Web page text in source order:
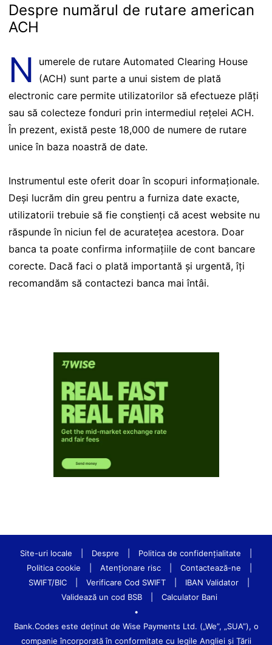
Despre numărul de rutare american
ACH
N
umerele de rutare Automated Clearing House
(ACH) sunt parte a unui sistem de plată
electronic care permite utilizatorilor să efectueze plăți
sau să colecteze fonduri prin intermediul rețelei ACH.
În prezent, există peste 18,000 de numere de rutare
unice în baza noastră de date.
Instrumentul este oferit doar în scopuri informaționale.
Deși lucrăm din greu pentru a furniza date exacte,
utilizatorii trebuie să fie conștienți că acest website nu
răspunde în niciun fel de acuratețea acestora. Doar
banca ta poate confirma informațiile de cont bancare
corecte. Dacă faci o plată importantă și urgentă, îți
recomandăm să contactezi banca mai întâi.
Site-uri locale Despre Politica de confidenţialitate
Politica cookie
Atenționare risc Contactează-ne
SWIFT/BIC
Verificare Cod SWIFT IBAN Validator
Validează un cod BSB
Calculator Bani
•
Bank.Codes este deținut de Wise Payments Ltd. („We”, „SUA”), o
companie încorporată în conformitate cu legile Angliei și Țării